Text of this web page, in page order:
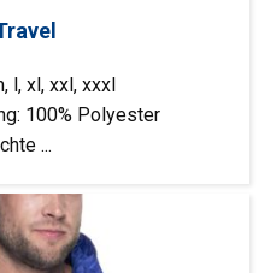
l, xl, xxl, xxxl
100% Polyester
...